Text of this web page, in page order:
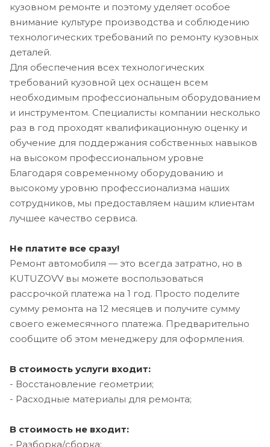
кузовном ремонте и поэтому уделяет особое
внимание культуре производства и соблюдению
технологических требований по ремонту кузовных
деталей.
Для обеспечения всех технологических
требований кузовной цех оснащен всем
необходимым профессиональным оборудованием
и инструментом. Специалисты компании несколько
раз в год проходят квалификационную оценку и
обучение для поддержания собственных навыков
на высоком профессиональном уровне
Благодаря современному оборудованию и
высокому уровню профессионализма наших
сотрудников, мы предоставляем нашим клиентам
лучшее качество сервиса.
Не платите все сразу!
Ремонт автомобиля — это всегда затратно, но в
KUTUZOVV вы можете воспользоваться
рассрочкой платежа на 1 год. Просто поделите
сумму ремонта на 12 месяцев и получите сумму
своего ежемесячного платежа. Предварительно
сообщите об этом менеджеру для оформления.
В стоимость услуги входит:
- Восстановление геометрии;
- Расходные материалы для ремонта;
В стоимость не входит:
- Разборка/сборка;